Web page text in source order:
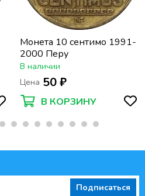
Монета 10 сентимо 1991-
2000 Перу
В наличии
Цена 50 ₽
В КОРЗИНУ
Подписаться